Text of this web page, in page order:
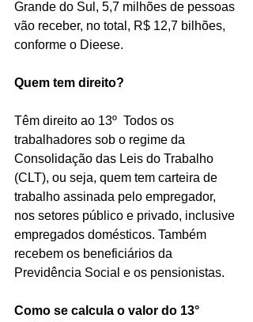
Grande do Sul, 5,7 milhões de pessoas
vão receber, no total, R$ 12,7 bilhões,
conforme o Dieese.
Quem tem direito?
Têm direito ao 13º  Todos os
trabalhadores sob o regime da
Consolidação das Leis do Trabalho
(CLT), ou seja, quem tem carteira de
trabalho assinada pelo empregador,
nos setores público e privado, inclusive
empregados domésticos. Também
recebem os beneficiários da
Previdência Social e os pensionistas.
Como se calcula o valor do 13°